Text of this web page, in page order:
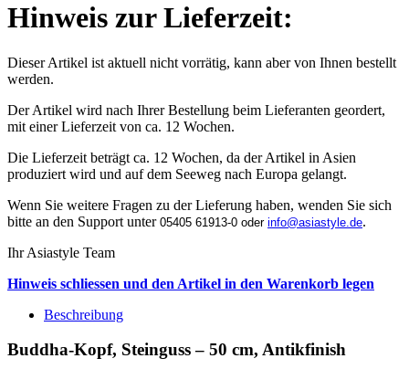
Hinweis zur Lieferzeit:
Dieser Artikel ist aktuell nicht vorrätig, kann aber von Ihnen bestellt
werden.
Der Artikel wird nach Ihrer Bestellung beim Lieferanten geordert,
mit einer Lieferzeit von ca. 12 Wochen.
Die Lieferzeit beträgt ca. 12 Wochen, da der Artikel in Asien
produziert wird und auf dem Seeweg nach Europa gelangt.
Wenn Sie weitere Fragen zu der Lieferung haben, wenden Sie sich
bitte an den Support unter 05405 61913-0 oder info@asiastyle.de.
Ihr Asiastyle Team
Hinweis schliessen und den Artikel in den Warenkorb legen
Beschreibung
Buddha-Kopf, Steinguss – 50 cm, Antikfinish